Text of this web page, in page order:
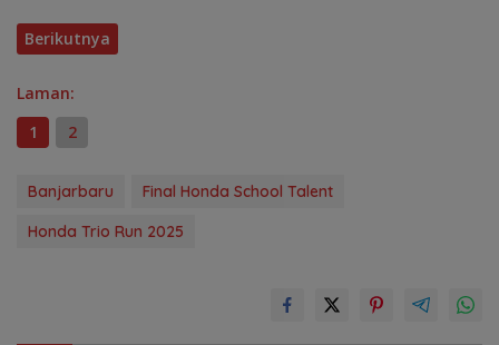
Berikutnya
Laman:
1
2
Banjarbaru
Final Honda School Talent
Honda Trio Run 2025